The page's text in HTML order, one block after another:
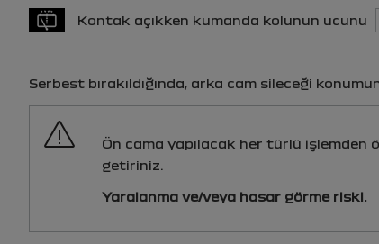
Kontak açıkken kumanda kolunun ucunu
Serbest bırakıldığında, arka cam sileceği
Ön cama yapılacak her türlü işlemden
getiriniz.
Yaralanma ve/veya hasar görme riski.